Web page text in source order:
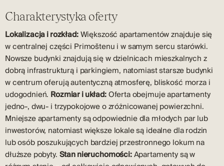
Charakterystyka oferty
Lokalizacja i rozkład:Większość apartamentów znajduje się
w centralnej części Primoštenu i w samym sercu starówki.
Nowsze budynki znajdują się w dzielnicach mieszkalnych z
dobrą infrastrukturą i parkingiem, natomiast starsze budynki
w centrum oferują autentyczną atmosferę, bliskość morza i
udogodnień. Rozmiar i układ:Oferta obejmuje apartamenty
jedno-, dwu- i trzypokojowe o zróżnicowanej powierzchni.
Mniejsze apartamenty są odpowiednie dla młodych par lub
inwestorów, natomiast większe lokale są idealne dla rodzin
lub osób poszukujących bardziej przestronnego lokum na
dłuższe pobyty. Stan nieruchomości:Apartamenty są w